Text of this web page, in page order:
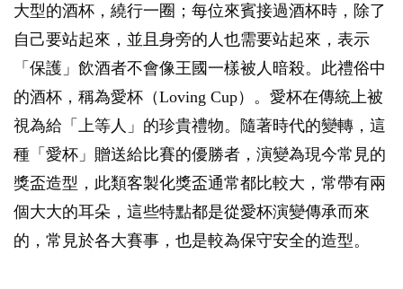
大型的酒杯，繞行一圈；每位來賓接過酒杯時，除了
自己要站起來，並且身旁的人也需要站起來，表示
「保護」飲酒者不會像王國一樣被人暗殺。此禮俗中
的酒杯，稱為愛杯（Loving Cup）。愛杯在傳統上被
視為給「上等人」的珍貴禮物。隨著時代的變轉，這
種「愛杯」贈送給比賽的優勝者，演變為現今常見的
獎盃造型，此類客製化獎盃通常都比較大，常帶有兩
個大大的耳朵，這些特點都是從愛杯演變傳承而來
的，常見於各大賽事，也是較為保守安全的造型。